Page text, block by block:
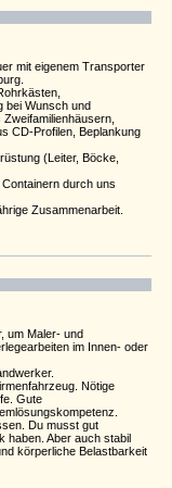
mit eigenem Transporter
bei Wunsch und
CD-Profilen, Beplankung
(Leiter, Böcke,
durch uns
Zusammenarbeit.
um Maler- und
im Innen- oder
Nötige
Gute
Du musst gut
haben. Aber auch stabil
körperliche Belastbarkeit